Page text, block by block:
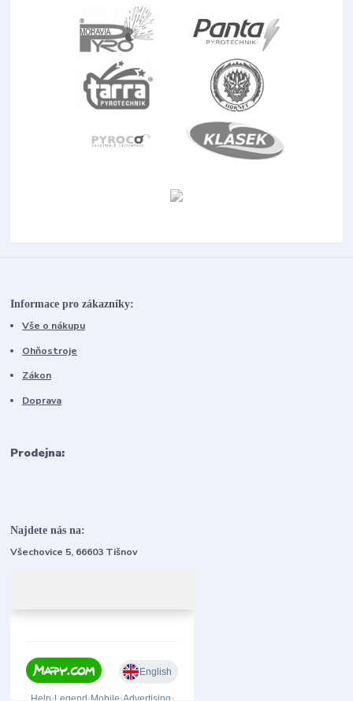
Informace pro zákazníky:
Vše o nákupu
Ohňostroje
Zákon
Doprava
Prodejna:
Najdete nás na:
Všechovice 5, 66603 Tišnov